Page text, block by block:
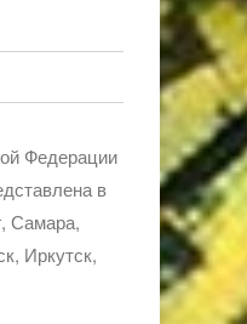
Федерации
в
Самара,
Иркутск,